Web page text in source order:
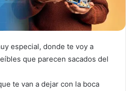
especial, donde te voy a
que parecen sacados del
te van a dejar con la boca